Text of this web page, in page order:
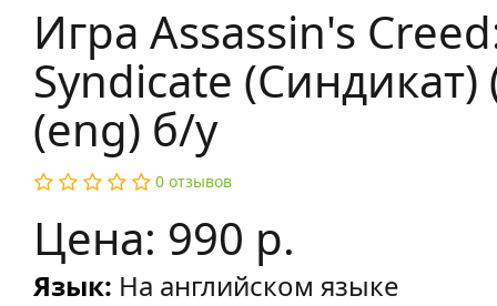
Игра Assassin's
Syndicate (Синдикат)
(eng) б/у
0 отзывов
Цена: 990 р.
Язык: На английском языке